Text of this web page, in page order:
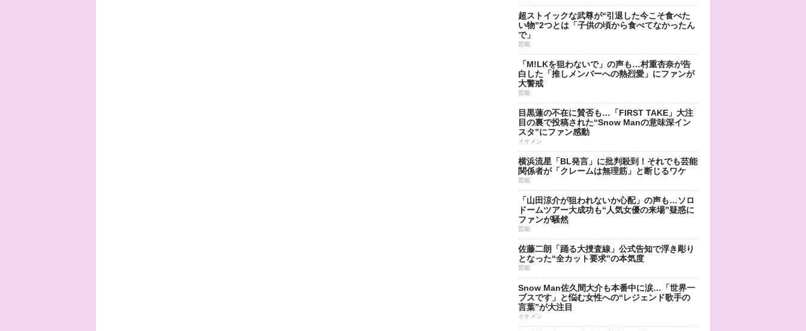
超ストイックな武尊が“引退した今こそ食べた
い物”2つとは「子供の頃から食べてなかったん
で」
芸能
「M!LKを狙わないで」の声も…村重杏奈が告
白した「推しメンバーへの熱烈愛」にファンが
大警戒
芸能
目黒蓮の不在に賛否も…「FIRST TAKE」大注
目の裏で投稿された“Snow Manの意味深イン
スタ”にファン感動
イケメン
横浜流星「BL発言」に批判殺到！それでも芸能
関係者が「クレームは無理筋」と断じるワケ
芸能
「山田涼介が狙われないか心配」の声も…ソロ
ドームツアー大成功も“人気女優の来場”疑惑に
ファンが騒然
芸能
佐藤二朗「踊る大捜査線」公式告知で浮き彫り
となった“全カット要求”の本気度
芸能
Snow Man佐久間大介も本番中に涙…「世界一
ブスです」と悩む女性への“レジェンド歌手の
言葉”が大注目
イケメン